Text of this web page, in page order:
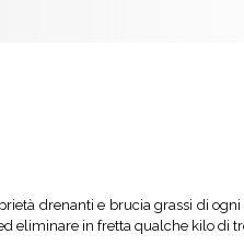
drenanti e brucia grassi di
eliminare in fretta qualche kilo di